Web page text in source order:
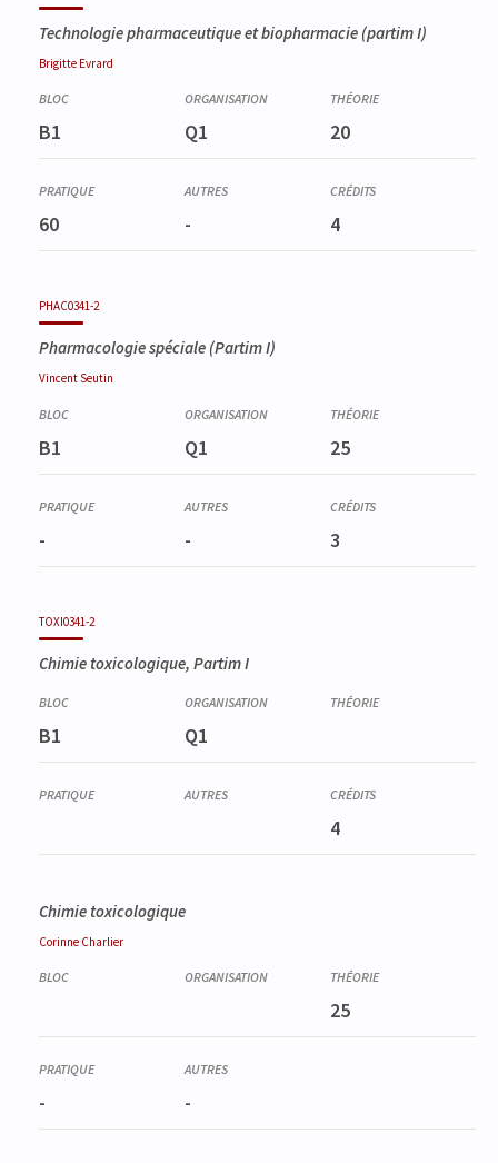
Technologie pharmaceutique et biopharmacie (partim I)
Brigitte Evrard
B1 Q1 20
60 - 4
PHAC0341-2
Pharmacologie spéciale (Partim I)
Vincent Seutin
B1 Q1 25
- - 3
TOXI0341-2
Chimie toxicologique, Partim I
B1 Q1
4
Chimie toxicologique
Corinne Charlier
25
- -